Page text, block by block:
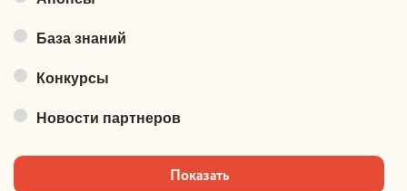
База знаний
Конкурсы
Новости партнеров